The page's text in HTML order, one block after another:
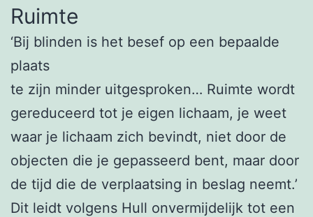
Ruimte
‘Bij blinden is het besef op een bepaalde
plaats
te zijn minder uitgesproken… Ruimte wordt
gereduceerd tot je eigen lichaam, je weet
waar je lichaam zich bevindt, niet door de
objecten die je gepasseerd bent, maar door
de tijd die de verplaatsing in beslag neemt.’
Dit leidt volgens Hull onvermijdelijk tot een